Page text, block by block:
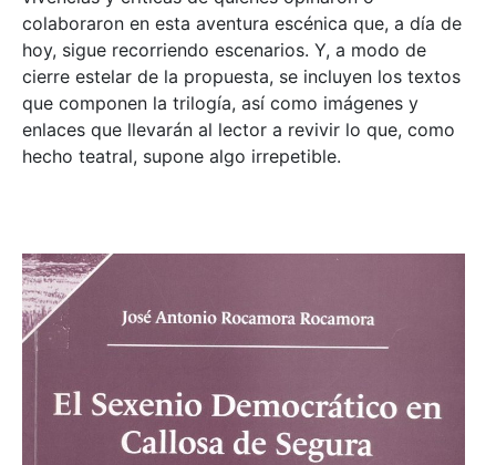
colaboraron en esta aventura escénica que, a día de
hoy, sigue recorriendo escenarios. Y, a modo de
cierre estelar de la propuesta, se incluyen los textos
que componen la trilogía, así como imágenes y
enlaces que llevarán al lector a revivir lo que, como
hecho teatral, supone algo irrepetible.